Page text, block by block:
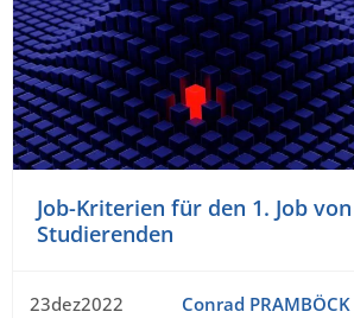
Job-Kriterien für den 1. Job
Studierenden
23dez2022 Conrad PRAMBÖCK